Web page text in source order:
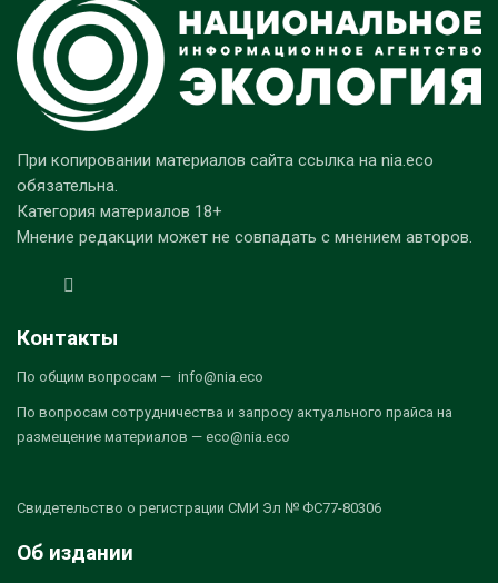
При копировании материалов сайта ссылка на nia.eco
обязательна.
Категория материалов 18+
Мнение редакции может не совпадать с мнением авторов.
Контакты
По общим вопросам — info@nia.eco
По вопросам сотрудничества и запросу актуального прайса на
размещение материалов — eco@nia.eco
Свидетельство о регистрации СМИ Эл № ФС77-80306
Об издании